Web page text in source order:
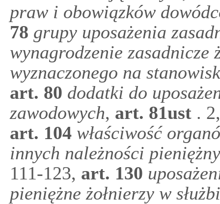
praw i obowiązków
78 grupy uposażenia
wynagrodzenie zasadnicze
wyznaczonego na
art. 80 dodatki do
zawodowych, art. 81ust .
art. 104 właściwość
innych należności
111-123, art. 130
pieniężne żołnierzy w